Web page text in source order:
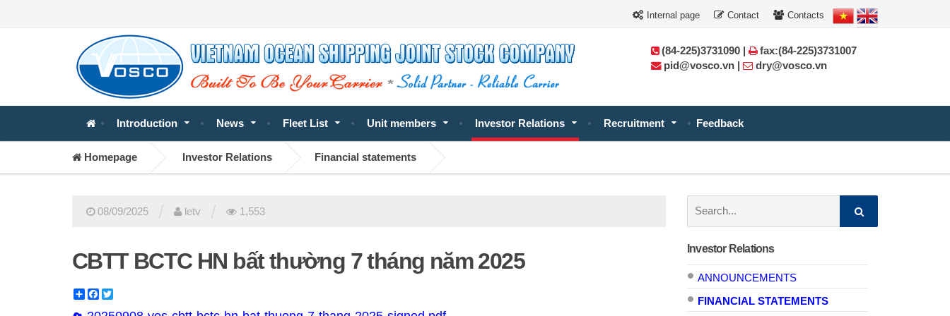
Internal page Contact Contacts
Introduction News Fleet List Unit members Investor Relations Recruitment Feedback
(84-225)3731090 |
fax:(84-225)3731007
pid@vosco.vn |
dry@vosco.vn
Homepage Investor Relations Financial statements
08/09/2025 letv 1,553
CBTT BCTC HN bất thường 7 tháng năm 2025
ShareFacebook
Investor Relations
ANNOUNCEMENTS
FINANCIAL STATEMENTS